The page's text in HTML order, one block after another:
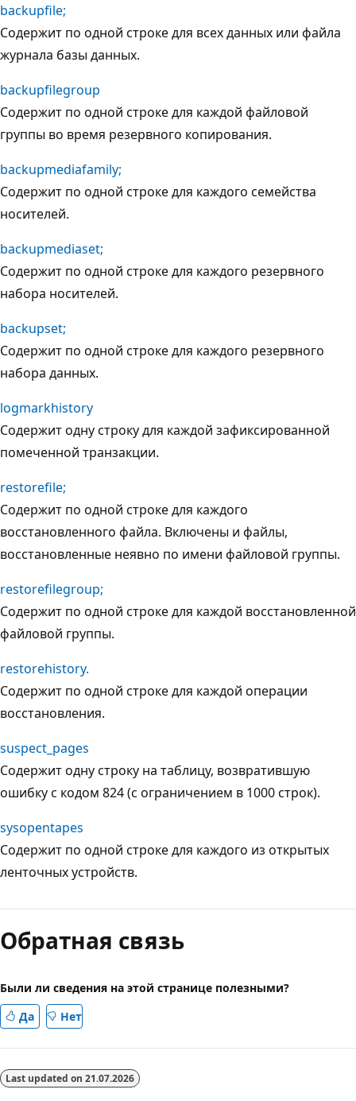
backupfile;
Содержит по одной строке для всех данных или файла
журнала базы данных.
backupfilegroup
Содержит по одной строке для каждой файловой
группы во время резервного копирования.
backupmediafamily;
Содержит по одной строке для каждого семейства
носителей.
backupmediaset;
Содержит по одной строке для каждого резервного
набора носителей.
backupset;
Содержит по одной строке для каждого резервного
набора данных.
logmarkhistory
Содержит одну строку для каждой зафиксированной
помеченной транзакции.
restorefile;
Содержит по одной строке для каждого
восстановленного файла. Включены и файлы,
восстановленные неявно по имени файловой группы.
restorefilegroup;
Содержит по одной строке для каждой восстановленной
файловой группы.
restorehistory.
Содержит по одной строке для каждой операции
восстановления.
suspect_pages
Содержит одну строку на таблицу, возвратившую
ошибку с кодом 824 (с ограничением в 1000 строк).
sysopentapes
Содержит по одной строке для каждого из открытых
ленточных устройств.
чтения
выключен
Обратная связь
Были ли сведения на этой странице полезными?
Да
Нет
Last updated on 21.07.2026